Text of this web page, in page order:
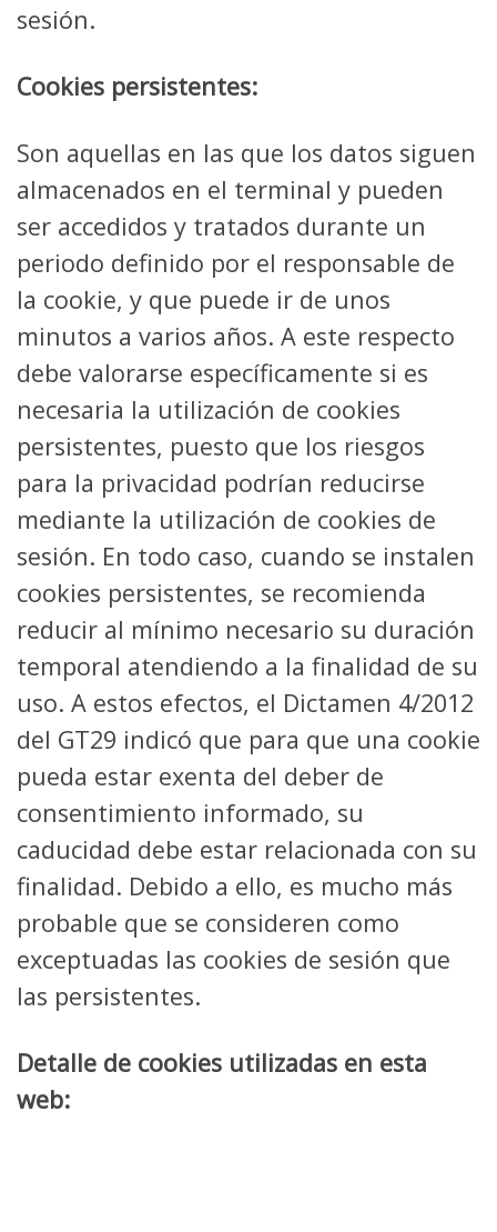
sesión.
Cookies persistentes:
Son aquellas en las que los datos siguen
almacenados en el terminal y pueden
ser accedidos y tratados durante un
periodo definido por el responsable de
la cookie, y que puede ir de unos
minutos a varios años. A este respecto
debe valorarse específicamente si es
necesaria la utilización de cookies
persistentes, puesto que los riesgos
para la privacidad podrían reducirse
mediante la utilización de cookies de
sesión. En todo caso, cuando se instalen
cookies persistentes, se recomienda
reducir al mínimo necesario su duración
temporal atendiendo a la finalidad de su
uso. A estos efectos, el Dictamen 4/2012
del GT29 indicó que para que una cookie
pueda estar exenta del deber de
consentimiento informado, su
caducidad debe estar relacionada con su
finalidad. Debido a ello, es mucho más
probable que se consideren como
exceptuadas las cookies de sesión que
las persistentes.
Detalle de cookies utilizadas en esta
web: